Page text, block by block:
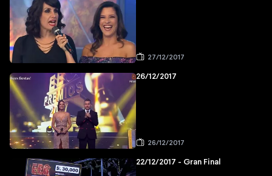
27/12/2017
26/12/2017
26/12/2017
22/12/2017 - Gran Final